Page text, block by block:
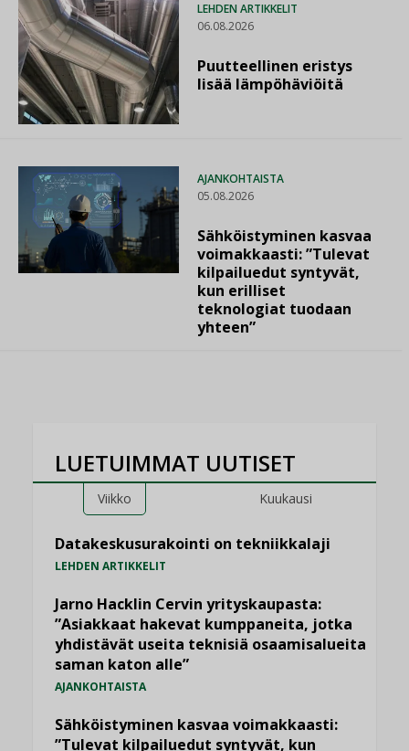
LEHDEN ARTIKKELIT
06.08.2026
Puutteellinen eristys
lisää lämpöhäviöitä
AJANKOHTAISTA
05.08.2026
Sähköistyminen kasvaa
voimakkaasti: ”Tulevat
kilpailuedut syntyvät,
kun erilliset
teknologiat tuodaan
yhteen”
LUETUIMMAT UUTISET
Viikko Kuukausi
Datakeskusurakointi on tekniikkalaji
LEHDEN ARTIKKELIT
Jarno Hacklin Cervin yrityskaupasta:
”Asiakkaat hakevat kumppaneita, jotka
yhdistävät useita teknisiä osaamisalueita
saman katon alle”
AJANKOHTAISTA
Sähköistyminen kasvaa voimakkaasti:
”Tulevat kilpailuedut syntyvät, kun